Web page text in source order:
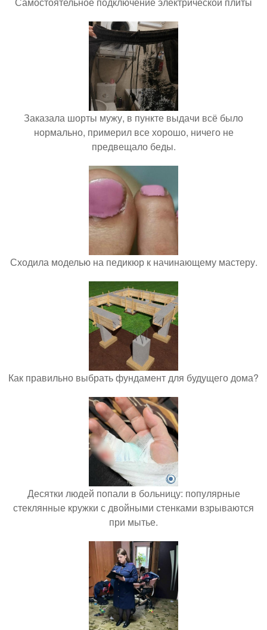
Заказала шорты мужу, в пункте выдачи всё было
нормально, примерил все хорошо, ничего не
предвещало беды.
Сходила моделью на педикюр к начинающему мастеру.
Как правильно выбрать фундамент для будущего дома?
Десятки людей попали в больницу: популярные
стеклянные кружки с двойными стенками взрываются
при мытье.